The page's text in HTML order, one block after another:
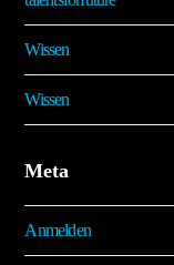
Wissen
Wissen
Meta
Anmelden